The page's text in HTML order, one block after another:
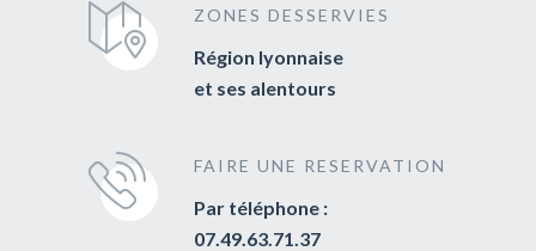
ZONES DESSERVIES
Région lyonnaise
et ses alentours
FAIRE UNE RESERVATION
Par téléphone :
07.49.63.71.37